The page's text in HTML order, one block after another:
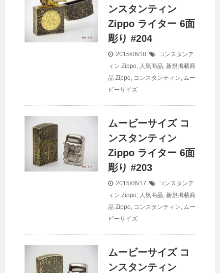
ンスタンティン
Zippo ライター 6面
彫り #204
2015/06/18
コンスタンテ
ィン Zippo, 人気商品, 新規掲載商
品 Zippo, コンスタンティン, ムー
ビーサイズ
ムービーサイズ コ
ンスタンティン
Zippo ライター 6面
彫り #203
2015/06/17
コンスタンテ
ィン Zippo, 人気商品, 新規掲載商
品 Zippo, コンスタンティン, ムー
ビーサイズ
ムービーサイズ コ
ンスタンティン